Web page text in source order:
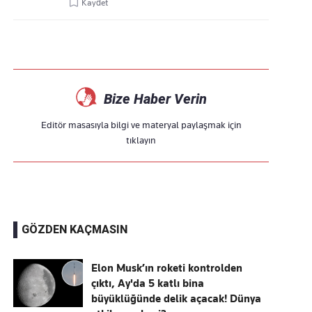
Kaydet
Bize Haber Verin
Editör masasıyla bilgi ve materyal paylaşmak için
tıklayın
GÖZDEN KAÇMASIN
Elon Musk’ın roketi kontrolden
çıktı, Ay'da 5 katlı bina
büyüklüğünde delik açacak! Dünya